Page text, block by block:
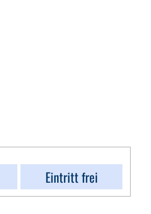
Eintritt frei